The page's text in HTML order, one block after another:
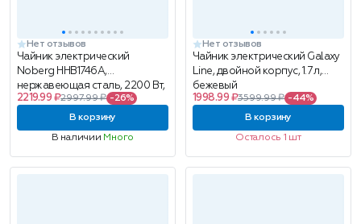
Нет отзывов
Чайник электрический
Noberg HHB1746A,
нержавеющая сталь, 2200 Вт,
1.7л
2219.99 ₽2997.99 ₽ -26%
В корзину
В наличии Много
Нет отзывов
Чайник электрический Galaxy
Line, двойной корпус, 1.7 л,
бежевый
1998.99 ₽3599.99 ₽ -44%
В корзину
Осталось 1 шт